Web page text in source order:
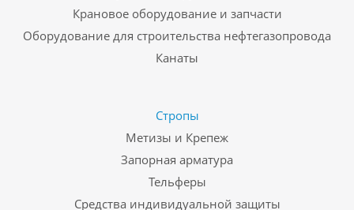
Крановое оборудование и запчасти
Оборудование для строительства нефтегазопровода
Канаты
Стропы
Метизы и Крепеж
Запорная арматура
Тельферы
Средства индивидуальной защиты